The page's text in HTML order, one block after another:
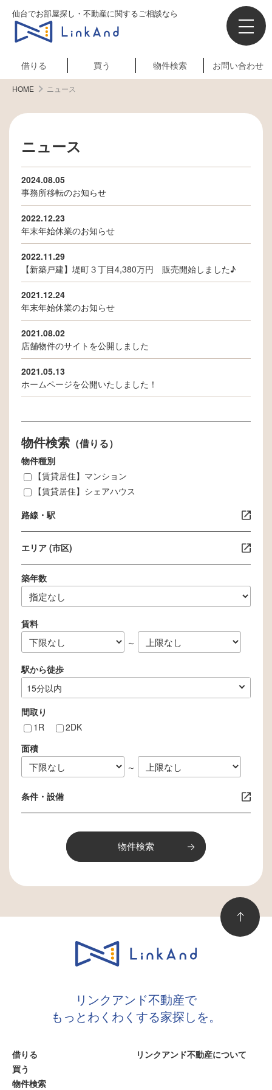
仙台でお部屋探し・不動産に関するご相談なら
借りる 買う 物件検索 お問い合わせ
HOME ニュース
ニュース
2024.08.05
事務所移転のお知らせ
2022.12.23
年末年始休業のお知らせ
2022.11.29
【新築戸建】堤町３丁目4,380万円 販売開始しました♪
2021.12.24
年末年始休業のお知らせ
2021.08.02
店舗物件のサイトを公開しました
2021.05.13
ホームページを公開いたしました！
物件検索 （借りる）
物件種別
【賃貸居住】マンション
【賃貸居住】シェアハウス
路線・駅
エリア (市区)
築年数
賃料
～
駅から徒歩
指定なし
1分以内
3分以内
5分以内
10分以内
15分以内
間取り
1R
2DK
面積
～
条件・設備
リンクアンド不動産で
もっとわくわくする家探しを。
借りる
買う
物件検索
リンクアンド不動産について